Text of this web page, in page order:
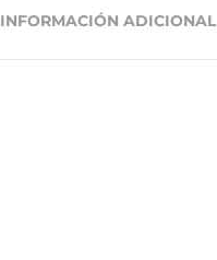
INFORMACIÓN ADICIONAL